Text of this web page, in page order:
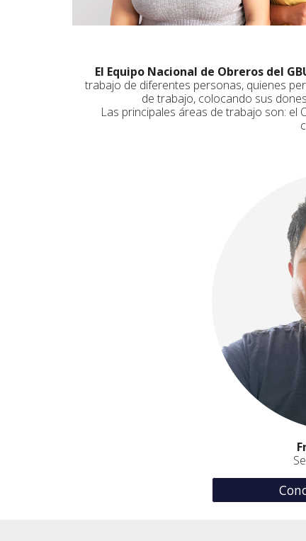
El Equipo Nacional de Obreros del
trabajo de diferentes personas, quienes
de trabajo, colocando sus
Las principales áreas de trabajo son: el